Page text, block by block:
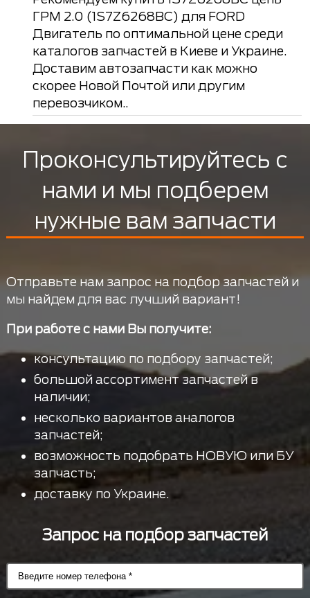
ГРМ 2.0 (1S7Z6268BC) для FORD
Двигатель по оптимальной цене среди
каталогов запчастей в Киеве и Украине.
Доставим автозапчасти как можно
скорее Новой Почтой или другим
перевозчиком..
Проконсультируйтесь с
нами и мы подберем
нужные вам запчасти
Отправьте нам запрос на подбор запчастей и
мы найдем для вас лучший вариант!
При работе с нами Вы получите:
консультацию по подбору запчастей;
большой ассортимент запчастей в
наличии;
несколько вариантов аналогов
запчастей;
возможность подобрать НОВУЮ или БУ
запчасть;
доставку по Украине.
Запрос на подбор запчастей